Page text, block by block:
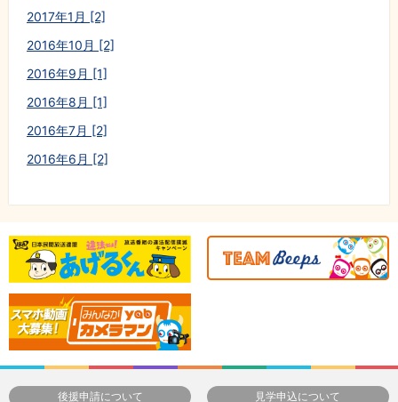
2017年1月 [2]
2016年10月 [2]
2016年9月 [1]
2016年8月 [1]
2016年7月 [2]
2016年6月 [2]
後援申請について 見学申込について